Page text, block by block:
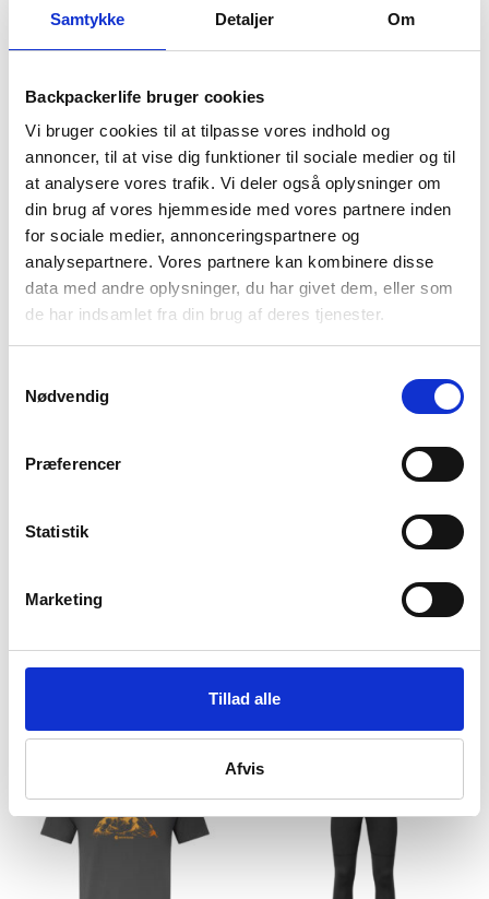
Samtykke Detaljer Om
Backpackerlife bruger cookies
Vi bruger cookies til at tilpasse vores indhold og
annoncer, til at vise dig funktioner til sociale medier og til
at analysere vores trafik. Vi deler også oplysninger om
din brug af vores hjemmeside med vores partnere inden
for sociale medier, annonceringspartnere og
analysepartnere. Vores partnere kan kombinere disse
data med andre oplysninger, du har givet dem, eller som
de har indsamlet fra din brug af deres tjenester.
Nødvendig
Præferencer
Statistik
Marketing
Tillad alle
Afvis
Montane
T-shirt herre – Montane
Dart – Grøn (S & XL tilbage)
Montane
T-shirt herre – Montane
Dart Lite T-Shirt – Sort
T-shirt herre – Montane
Dart T-shirt – Blå
T-shirt herre – Montane
Dart T-shirt – Sort
299